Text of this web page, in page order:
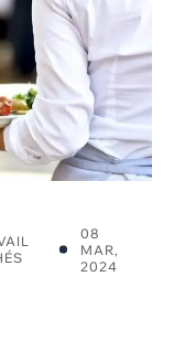
08
MAR,
2024